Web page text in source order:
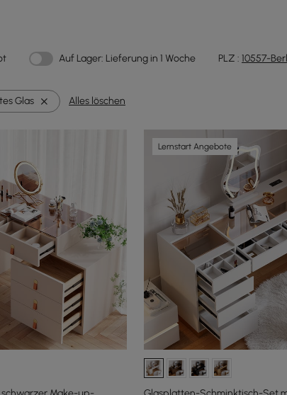
Auf Lager: Lieferung in 1 Woche PLZ : 10557-
Glas Alles löschen
Lernstart Angebote